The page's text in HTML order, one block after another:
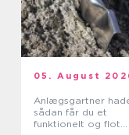
05. August
Anlægsgartner
sådan får du et
funktionelt og flot